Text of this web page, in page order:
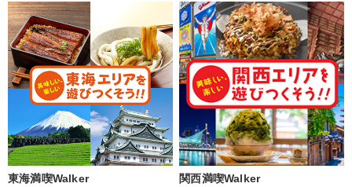
東海満喫Walker 関西満喫Walker